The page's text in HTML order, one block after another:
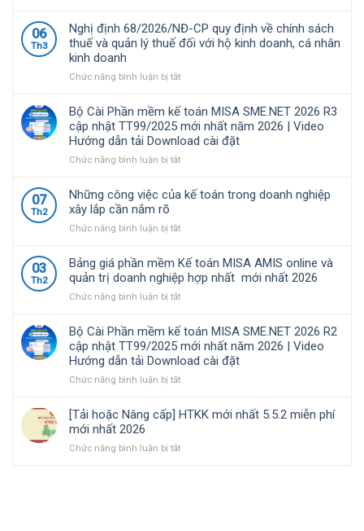
tài
chính
kế
được
nhiều
doanh
nghiệp
Việt
chọ
Phần
mềm
toán
SME.NET
2026
R4.1
cập
nhật
mới
nhất
2026
Video
Hướng
dẫn
tải
cài
đặt
06
Th3
Nghị định 68/2026/NĐ-CP quy định về chính sách
thuế và quản lý thuế đối với hộ kinh doanh, cá nhân
kinh doanh
Chức năng bình luận bị tắtở
định
68/2026/NĐ-
CP
quy
định
chính
sách
và
lý
thuế
đối
với
kinh
doanh,
cá
nhân
kinh
Bộ Cài Phần mềm kế toán MISA SME.NET 2026 R3
cập nhật TT99/2025 mới nhất năm 2026 | Video
Hướng dẫn tải Download cài đặt
Chức năng bình luận bị tắtở
Phần
kế
MISA
SME.NET
2026
R3
nhật
TT99/2025
mới
nhất
năm
|
Video
dẫn
07
Th2
Những công việc của kế toán trong doanh nghiệp
xây lắp cần nắm rõ
Chức năng bình luận bị tắtở
công
việc
của
kế
trong
doanh
nghiệp
xây
lắp
nắm
rõ
03
Th2
Bảng giá phần mềm Kế toán MISA AMIS online và
quản trị doanh nghiệp hợp nhất mới nhất 2026
Chức năng bình luận bị tắtở
giá
phần
mềm
Kế
toán
online
quản
Bộ Cài Phần mềm kế toán MISA SME.NET 2026 R2
cập nhật TT99/2025 mới nhất năm 2026 | Video
Hướng dẫn tải Download cài đặt
Chức năng bình luận bị tắtở
Phần
kế
[Tải hoặc Nâng cấp] HTKK mới nhất 5.5.2 miễn phí
mới nhất 2026
Chức năng bình luận bị tắtở